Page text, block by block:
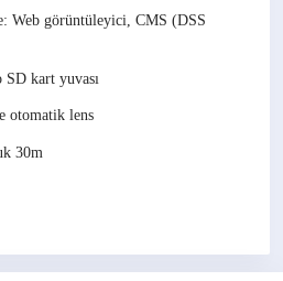
Web görüntüleyici, CMS (DSS
SD kart yuvası
otomatik lens
30m